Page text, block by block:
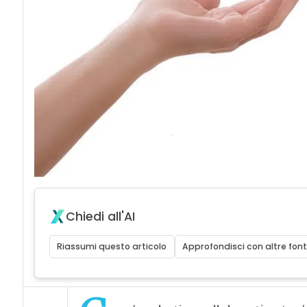
Chiedi all'AI
Riassumi questo articolo Approfondisci con altre